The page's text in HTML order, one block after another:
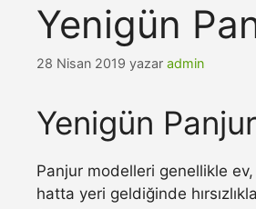
Yenigün
28 Nisan 2019 yazar admin
Yenigün
Panjur modelleri genellikle
hatta yeri geldiğinde